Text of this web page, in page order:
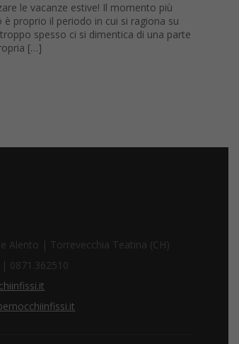
le vacanze estive! Il momento più
proprio il periodo in cui si ragiona su
spesso ci si dimentica di una parte
[…]
Alento | Torrevecchia Teatina (CH)
0871.362510